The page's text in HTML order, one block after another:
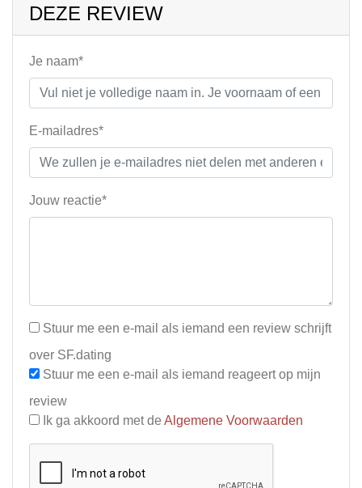
DEZE REVIEW
Je naam*
E-mailadres*
Jouw reactie*
Stuur me een e-mail als iemand een review schrijft
over SF.dating
Stuur me een e-mail als iemand reageert op mijn
review
Ik ga akkoord met de Algemene Voorwaarden